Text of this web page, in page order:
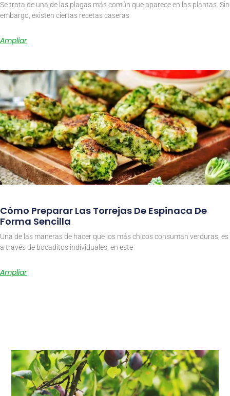
Se trata de una de las plagas más común que aparece en las plantas. Sin
embargo, existen ciertas recetas caseras
Ampliar
Cómo Preparar Las Torrejas De Espinaca De
Forma Sencilla
Una de las maneras de hacer que los más chicos consuman verduras, es
a través de bocaditos individuales, en este
Ampliar